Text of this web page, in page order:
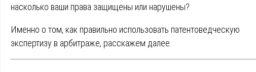
насколько ваши права защищены или нарушены?
Именно о том, как правильно использовать патентоведческую
экспертизу в арбитраже, расскажем далее.